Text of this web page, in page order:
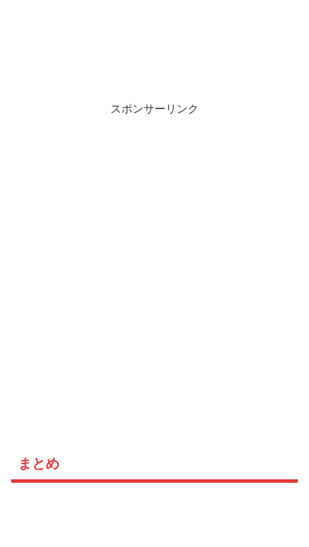
スポンサーリンク
まとめ